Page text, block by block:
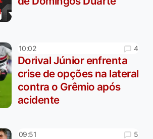
10:02 4
Dorival Júnior enfrenta
crise de opções na lateral
contra o Grêmio após
acidente
09:51 5